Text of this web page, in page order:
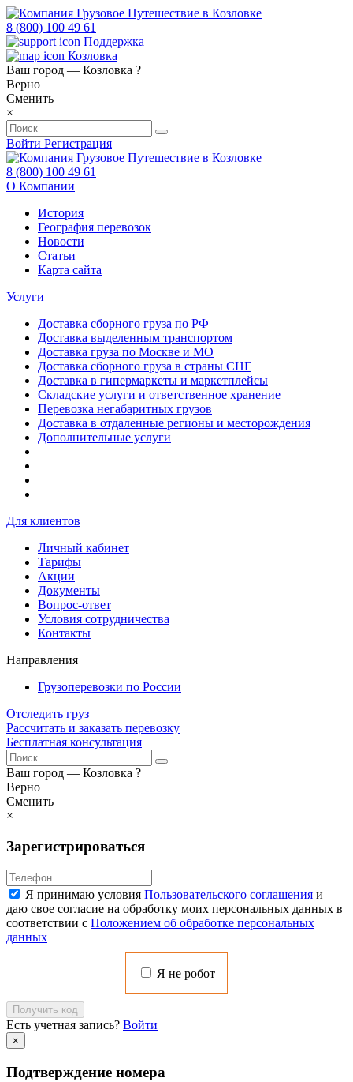
8 (800) 100 49 61
Поддержка
Козловка
Ваш город — Козловка ?
Верно
Сменить
×
Войти Регистрация
8 (800) 100 49 61
О Компании
История
География перевозок
Новости
Статьи
Карта сайта
Услуги
Доставка сборного груза по РФ
Доставка выделенным транспортом
Доставка груза по Москве и МО
Доставка сборного груза в страны СНГ
Доставка в гипермаркеты и маркетплейсы
Складские услуги и ответственное хранение
Перевозка негабаритных грузов
Доставка в отдаленные регионы и месторождения
Дополнительные услуги
Для клиентов
Личный кабинет
Тарифы
Акции
Документы
Вопрос-ответ
Условия сотрудничества
Контакты
Направления
Грузоперевозки по России
Отследить груз
Рассчитать и заказать перевозку
Бесплатная консультация
Ваш город — Козловка ?
Верно
Сменить
×
Зарегистрироваться
Я принимаю условия Пользовательского соглашения и
даю свое согласие на обработку моих персональных данных в
соответствии с Положением об обработке персональных
данных
Я не робот
Получить код
Есть учетная запись? Войти
×
Подтверждение номера